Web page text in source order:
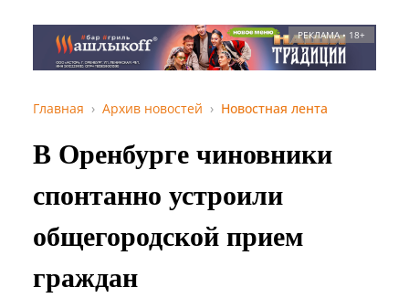
РЕКЛАМА • 18+
Главная Архив новостей Новостная лента
В Оренбурге чиновники
спонтанно устроили
общегородской прием
граждан